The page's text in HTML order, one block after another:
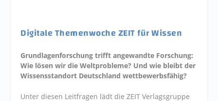
Digitale Themenwoche ZEIT für Wissen
Grundlagenforschung trifft angewandte Forschung:
Wie lösen wir die Weltprobleme? Und wie bleibt der
Wissensstandort Deutschland wettbewerbsfähig?
Unter diesen Leitfragen lädt die ZEIT Verlagsgruppe